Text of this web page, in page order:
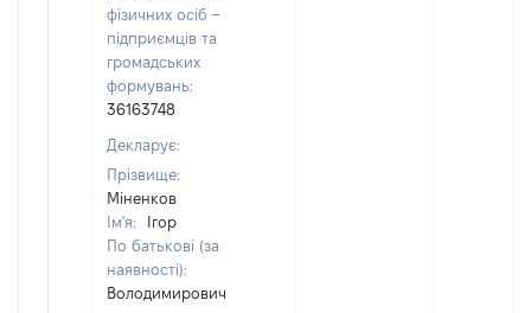
фізичних осіб –
підприємців та
громадських
формувань:
36163748
Декларує:
Прізвище:
Міненков
Ім'я:
Ігор
По батькові (за
наявності):
Володимирович